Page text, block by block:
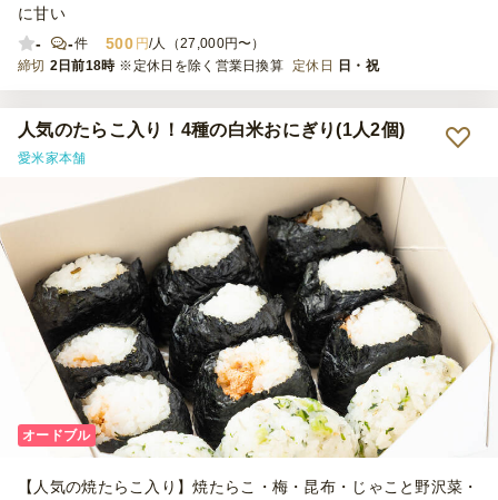
に甘い
-
-件 500 円/人（27,000円〜）
締切 2日前18時 ※定休日を除く営業日換算 定休日 日・祝
人気のたらこ入り！4種の白米おにぎり(1人2個)
愛米家本舗
オードブル
【人気の焼たらこ入り】焼たらこ・梅・昆布・じゃこと野沢菜・